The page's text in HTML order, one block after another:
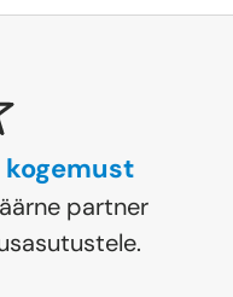
kogemust
partner